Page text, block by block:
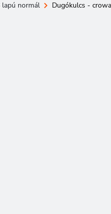
lapú normál Dugókulcs -